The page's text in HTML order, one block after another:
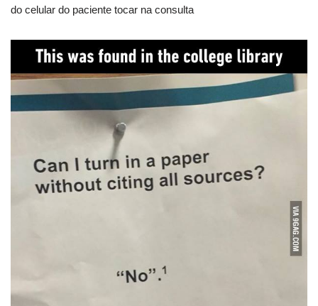
do celular do paciente tocar na consulta